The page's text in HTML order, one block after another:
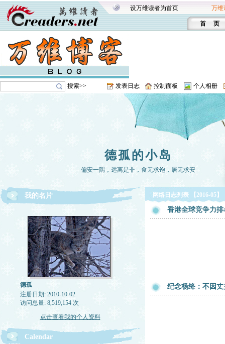
设万维读者为首页 万维
首 页
搜索>> 发表日志 控制面板 个人相册
德孤的小岛
偏安一隅，远离是非，食无求饱，居无求安
我的名片
德孤
注册日期: 2010-10-02
访问总量: 8,519,154 次
点击查看我的个人资料
Calendar
网络日志列表 【2016-05】
香港全球竞争力
纪念杨绛：不因